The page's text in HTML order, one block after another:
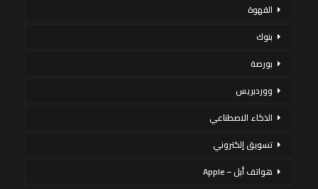
القهوة
بنوك
بورصة
ووردبريس
الذكاء الاصطناعي
تسويق إلكتروني
هواتف أبل – Apple